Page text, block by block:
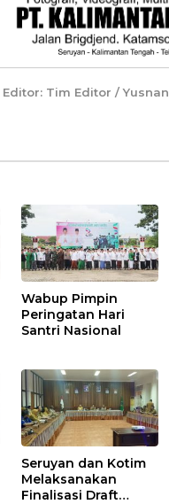
Editor: Tim Editor / Yusnan
Wabup Pimpin
Peringatan Hari
Santri Nasional
Seruyan dan Kotim
Melaksanakan
Finalisasi Draft